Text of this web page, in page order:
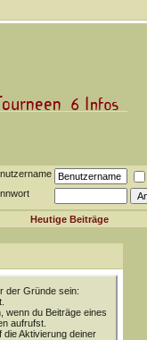
Heutige Beiträge
der Gründe sein:
wenn du Beiträge eines
aufrufst.
Aktivierung deiner